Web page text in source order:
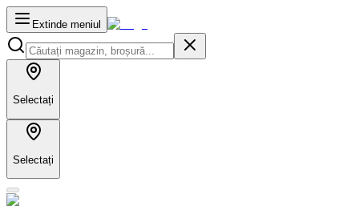
Extinde meniul
Selectați
Selectați